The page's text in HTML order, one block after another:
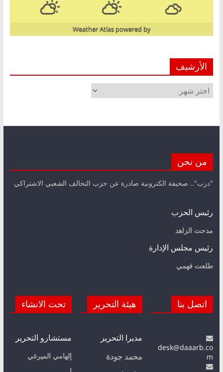
powered by
Weather Atlas
الأرشيف
الأرشيف
من نحن
"درب".. صحيفة الكترونية صادرة عن حزب التحالف الشعبي الاشتراكي
رئيس الحزب
مدحت الزاهد
رئيس مجلس الإدارة
طلعت فهمي
اتصل بنا
desk@daaarb.co
m
هيئة التحرير
مديرا التحرير
محمد جودة
تحت الانشاء
مستشارو التحرير
إلهامي الميرغي